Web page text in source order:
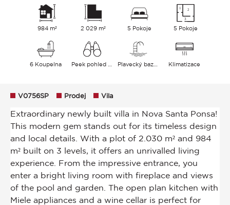
984 m² 2 029 m² 5 Pokoje 5 Pokoje
6 Koupelna Klimatizace
V0756SP Prodej Vila